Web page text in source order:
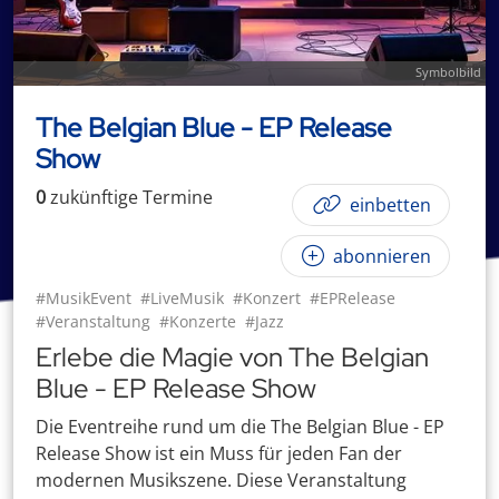
Symbolbild
The Belgian Blue - EP Release
Show
0zukünftigeTermine einbetten
abonnieren
#MusikEvent #LiveMusik #Konzert #EPRelease
#Veranstaltung #Konzerte #Jazz
Erlebe die Magie von The Belgian
Blue - EP Release Show
Die Eventreihe rund um die The Belgian Blue - EP
Release Show ist ein Muss für jeden Fan der
modernen Musikszene. Diese Veranstaltung